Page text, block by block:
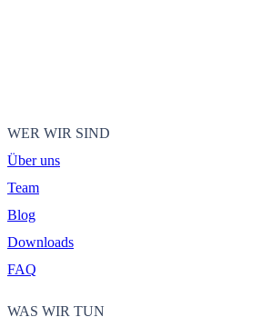
WER WIR SIND
Über uns
Team
Blog
Downloads
FAQ
WAS WIR TUN